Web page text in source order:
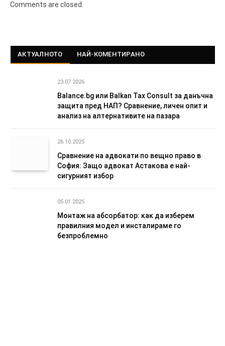
Comments are closed.
АКТУАЛНОТО НАЙ-КОМЕНТИРАНО
23.07.2026
Balance.bg или Balkan Tax Consult за данъчна
защита пред НАП? Сравнение, личен опит и
анализ на алтернативите на пазара
26.10.2025
Сравнение на адвокати по вещно право в
София: Защо адвокат Астакова е най-
сигурният избор
05.01.2025
Монтаж на абсорбатор: как да изберем
правилния модел и инсталираме го
безпроблемно